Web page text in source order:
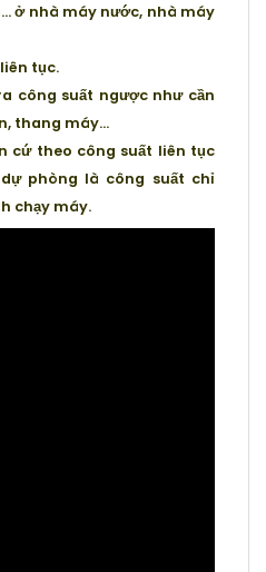
ở nhà máy nước, nhà máy
tục.
công suất ngược như cần
thang máy…
cứ theo công suất liên tục
phòng là công suất chỉ
chạy máy.